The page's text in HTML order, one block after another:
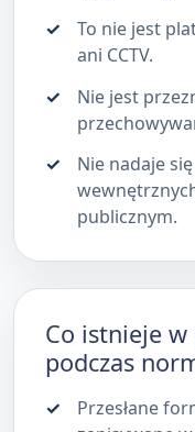
To nie jest
ani CCTV.
Nie jest
Nie nadaje
publicznym.
Co istnieje
podczas
Przesłane